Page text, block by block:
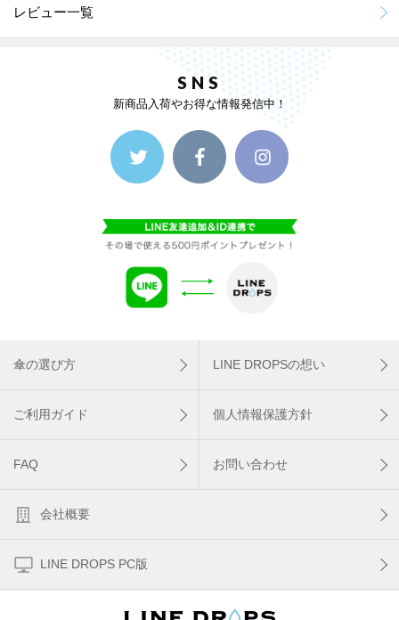
レビュー一覧
SNS
新商品入荷やお得な情報発信中！
傘の選び方 LINE DROPSの想い
ご利用ガイド 個人情報保護方針
FAQ お問い合わせ
会社概要
LINE DROPS PC版